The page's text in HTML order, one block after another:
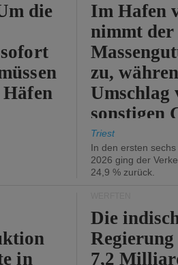
die
Im Hafen
nimmt der
zu,
Umschlag
sonstigen
abnimmt.
Triest
In den ersten
2026 ging der
24,9 % zurück.
in
Die
7,2